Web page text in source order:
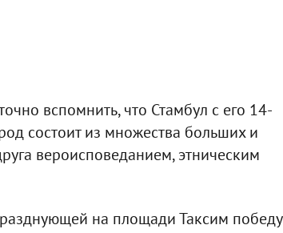
вспомнить, что Стамбул с его 14-
состоит из множества больших и
вероисповеданием, этническим
на площади Таксим победу